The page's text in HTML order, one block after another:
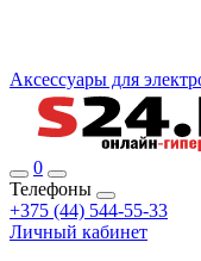
Аксессуары для
0
Телефоны
+375 (44) 544-55-33
Личный кабинет